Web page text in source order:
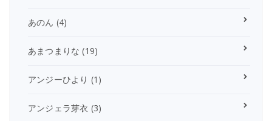
あのん (4)
あまつまりな (19)
アンジーひより (1)
アンジェラ芽衣 (3)